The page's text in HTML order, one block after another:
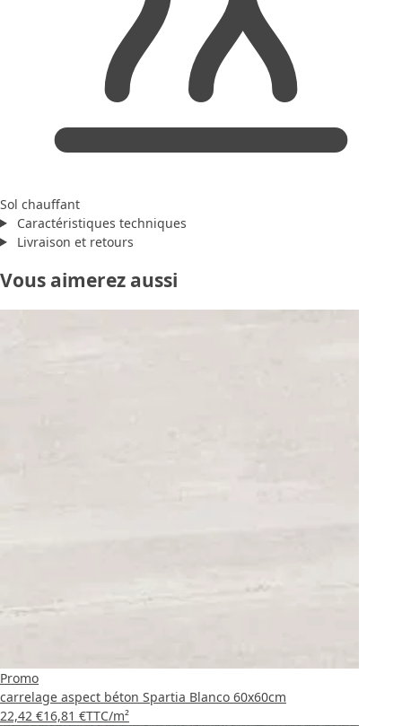
Sol chauffant
Caractéristiques techniques
Livraison et retours
Vous aimerez aussi
Promo
carrelage aspect béton Spartia Blanco 60x60cm
22,42 €16,81 €TTC/m²